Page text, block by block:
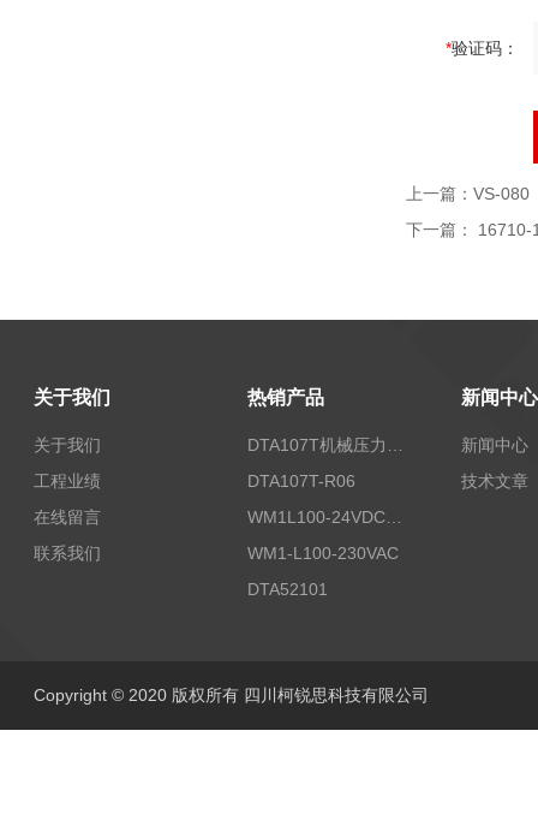
*验证码：
上一篇： VS-080
下一篇： 16710-
关于我们
关于我们
工程业绩
在线留言
联系我们
热销产品
DTA107T-R06
WM1L100-24VDC/T5X
WM1-L100-230VAC
DTA52101
新闻中心
新闻中心
技术文章
Copyright © 2020 版权所有 四川柯锐思科技有限公司